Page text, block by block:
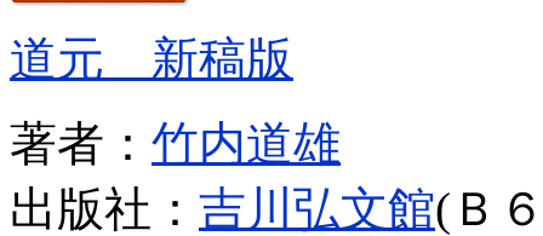
道元 新稿版
著者： 竹内道雄
出版社： 吉川弘文館(Ｂ